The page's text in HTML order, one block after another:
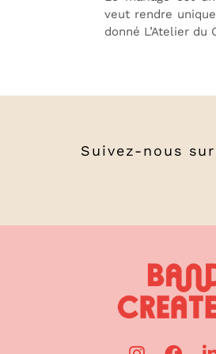
veut rendre
donné L’Atelier du
Suivez-nous sur